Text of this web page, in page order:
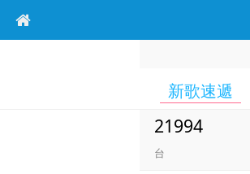
新歌速遞
21994
台